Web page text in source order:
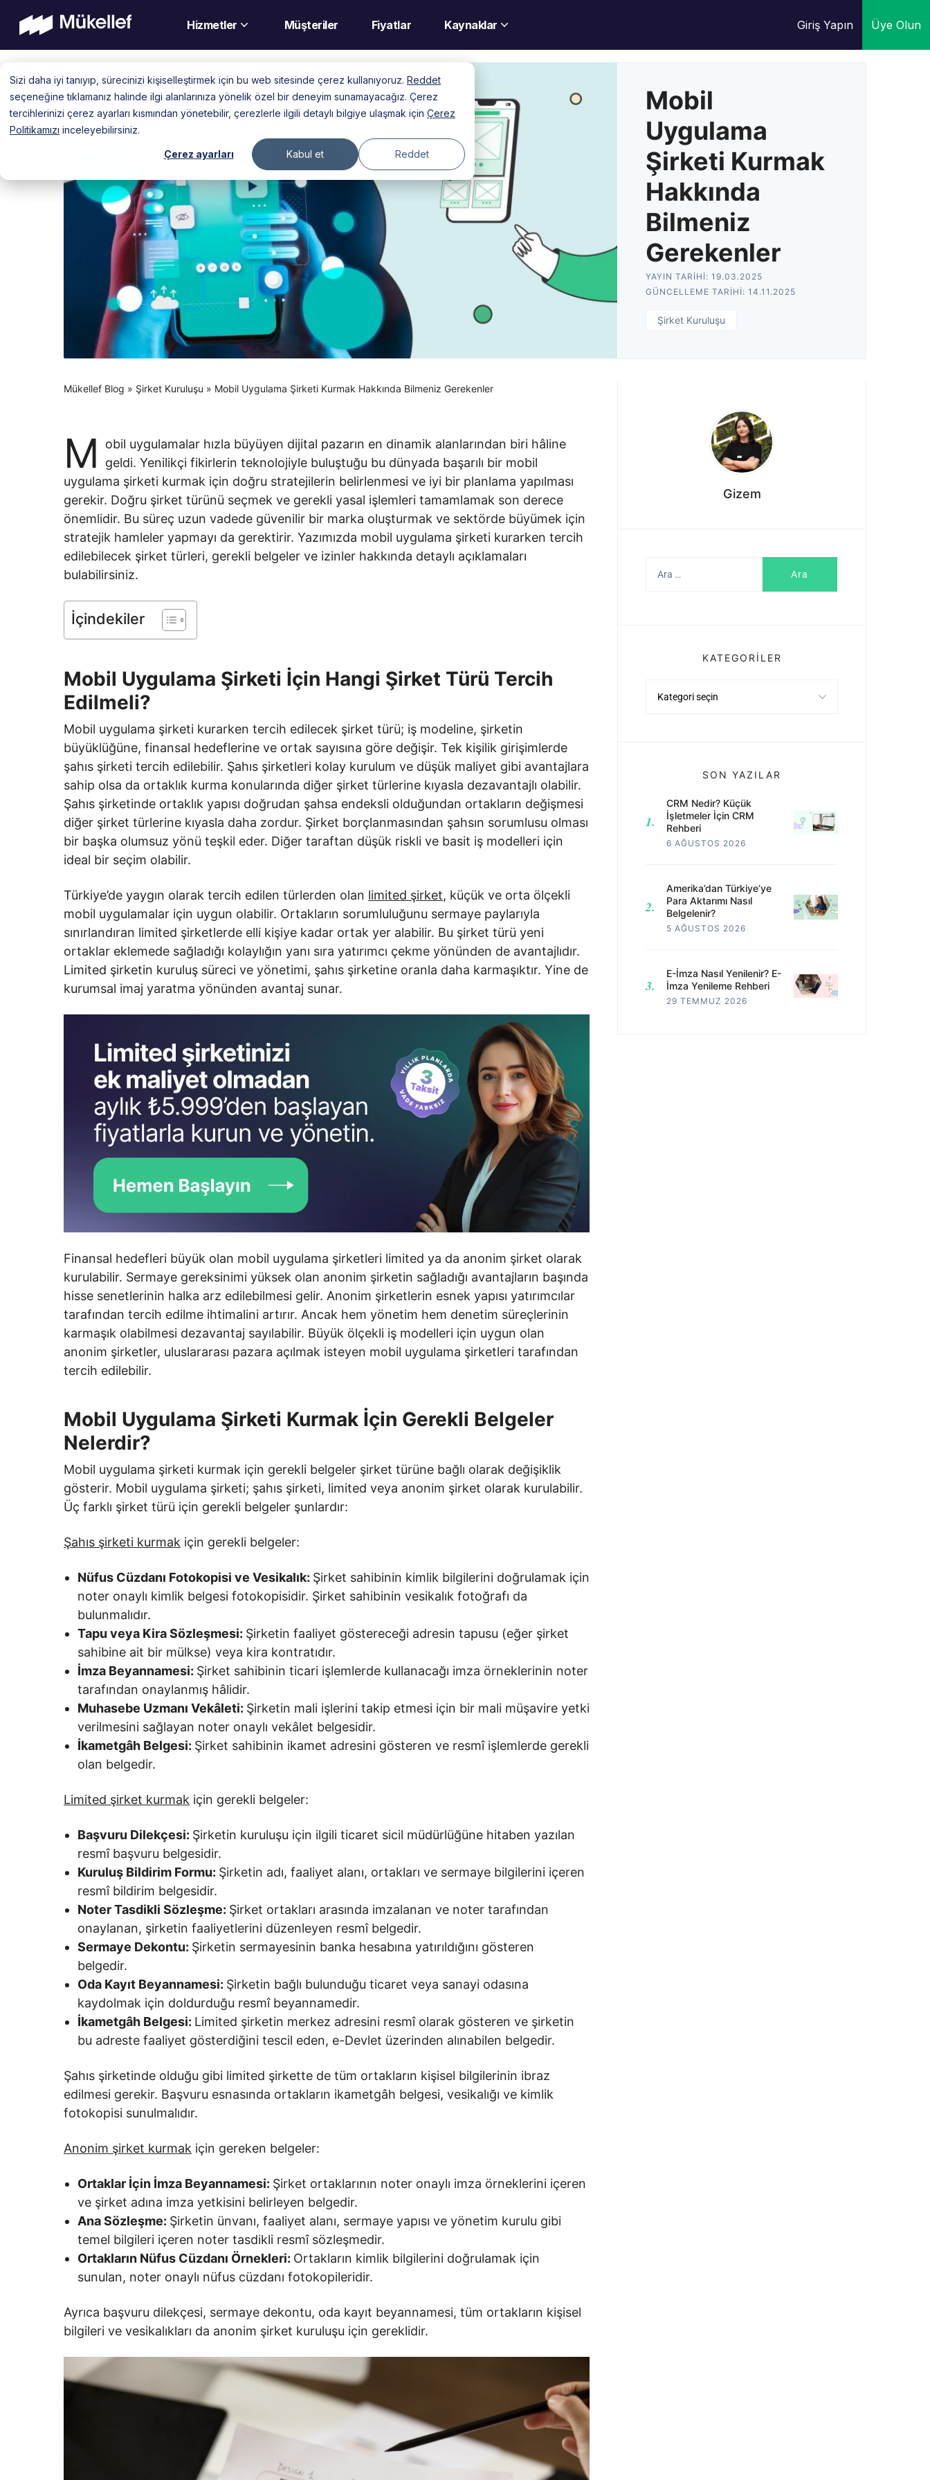
Sizi daha iyi tanıyıp, sürecinizi kişiselleştirmek için bu web sitesinde çerez kullanıyoruz. Reddet
seçeneğine tıklamanız halinde ilgi alanlarınıza yönelik özel bir deneyim sunamayacağız. Çerez
tercihlerinizi çerez ayarları kısmından yönetebilir, çerezlerle ilgili detaylı bilgiye ulaşmak için Çerez
Politikamızı inceleyebilirsiniz.
Çerez ayarları Kabul et Reddet
content
Hizmetler Müşteriler Fiyatlar Kaynaklar Giriş Yapın Üye Olun
Mobil
Uygulama
Şirketi Kurmak
Hakkında
Bilmeniz
Gerekenler
YAYIN TARIHI: 19.03.2025
GÜNCELLEME TARIHI: 14.11.2025
Şirket Kuruluşu
Mükellef Blog » Şirket Kuruluşu » Mobil Uygulama Şirketi Kurmak Hakkında Bilmeniz Gerekenler
M
obil uygulamalar hızla büyüyen dijital pazarın en dinamik alanlarından biri hâline
geldi. Yenilikçi fikirlerin teknolojiyle buluştuğu bu dünyada başarılı bir mobil
uygulama şirketi kurmak için doğru stratejilerin belirlenmesi ve iyi bir planlama yapılması
gerekir. Doğru şirket türünü seçmek ve gerekli yasal işlemleri tamamlamak son derece
önemlidir. Bu süreç uzun vadede güvenilir bir marka oluşturmak ve sektörde büyümek için
stratejik hamleler yapmayı da gerektirir. Yazımızda mobil uygulama şirketi kurarken tercih
edilebilecek şirket türleri, gerekli belgeler ve izinler hakkında detaylı açıklamaları
bulabilirsiniz.
İçindekiler
Mobil Uygulama Şirketi İçin Hangi Şirket Türü Tercih
Edilmeli?
Mobil uygulama şirketi kurarken tercih edilecek şirket türü; iş modeline, şirketin
büyüklüğüne, finansal hedeflerine ve ortak sayısına göre değişir. Tek kişilik girişimlerde
şahıs şirketi tercih edilebilir. Şahıs şirketleri kolay kurulum ve düşük maliyet gibi avantajlara
sahip olsa da ortaklık kurma konularında diğer şirket türlerine kıyasla dezavantajlı olabilir.
Şahıs şirketinde ortaklık yapısı doğrudan şahsa endeksli olduğundan ortakların değişmesi
diğer şirket türlerine kıyasla daha zordur. Şirket borçlanmasından şahsın sorumlusu olması
bir başka olumsuz yönü teşkil eder. Diğer taraftan düşük riskli ve basit iş modelleri için
ideal bir seçim olabilir.
Türkiye’de yaygın olarak tercih edilen türlerden olan limited şirket, küçük ve orta ölçekli
mobil uygulamalar için uygun olabilir. Ortakların sorumluluğunu sermaye paylarıyla
sınırlandıran limited şirketlerde elli kişiye kadar ortak yer alabilir. Bu şirket türü yeni
ortaklar eklemede sağladığı kolaylığın yanı sıra yatırımcı çekme yönünden de avantajlıdır.
Limited şirketin kuruluş süreci ve yönetimi, şahıs şirketine oranla daha karmaşıktır. Yine de
kurumsal imaj yaratma yönünden avantaj sunar.
Finansal hedefleri büyük olan mobil uygulama şirketleri limited ya da anonim şirket olarak
kurulabilir. Sermaye gereksinimi yüksek olan anonim şirketin sağladığı avantajların başında
hisse senetlerinin halka arz edilebilmesi gelir. Anonim şirketlerin esnek yapısı yatırımcılar
tarafından tercih edilme ihtimalini artırır. Ancak hem yönetim hem denetim süreçlerinin
karmaşık olabilmesi dezavantaj sayılabilir. Büyük ölçekli iş modelleri için uygun olan
anonim şirketler, uluslararası pazara açılmak isteyen mobil uygulama şirketleri tarafından
tercih edilebilir.
Mobil Uygulama Şirketi Kurmak İçin Gerekli Belgeler
Nelerdir?
Mobil uygulama şirketi kurmak için gerekli belgeler şirket türüne bağlı olarak değişiklik
gösterir. Mobil uygulama şirketi; şahıs şirketi, limited veya anonim şirket olarak kurulabilir.
Üç farklı şirket türü için gerekli belgeler şunlardır:
Şahıs şirketi kurmak için gerekli belgeler:
Nüfus Cüzdanı Fotokopisi ve Vesikalık: Şirket sahibinin kimlik bilgilerini doğrulamak için
noter onaylı kimlik belgesi fotokopisidir. Şirket sahibinin vesikalık fotoğrafı da
bulunmalıdır.
Tapu veya Kira Sözleşmesi: Şirketin faaliyet göstereceği adresin tapusu (eğer şirket
sahibine ait bir mülkse) veya kira kontratıdır.
İmza Beyannamesi: Şirket sahibinin ticari işlemlerde kullanacağı imza örneklerinin noter
tarafından onaylanmış hâlidir.
Muhasebe Uzmanı Vekâleti: Şirketin mali işlerini takip etmesi için bir mali müşavire yetki
verilmesini sağlayan noter onaylı vekâlet belgesidir.
İkametgâh Belgesi: Şirket sahibinin ikamet adresini gösteren ve resmî işlemlerde gerekli
olan belgedir.
Limited şirket kurmak için gerekli belgeler:
Başvuru Dilekçesi: Şirketin kuruluşu için ilgili ticaret sicil müdürlüğüne hitaben yazılan
resmî başvuru belgesidir.
Kuruluş Bildirim Formu: Şirketin adı, faaliyet alanı, ortakları ve sermaye bilgilerini içeren
resmî bildirim belgesidir.
Noter Tasdikli Sözleşme: Şirket ortakları arasında imzalanan ve noter tarafından
onaylanan, şirketin faaliyetlerini düzenleyen resmî belgedir.
Sermaye Dekontu: Şirketin sermayesinin banka hesabına yatırıldığını gösteren
belgedir.
Oda Kayıt Beyannamesi: Şirketin bağlı bulunduğu ticaret veya sanayi odasına
kaydolmak için doldurduğu resmî beyannamedir.
İkametgâh Belgesi: Limited şirketin merkez adresini resmî olarak gösteren ve şirketin
bu adreste faaliyet gösterdiğini tescil eden, e-Devlet üzerinden alınabilen belgedir.
Şahıs şirketinde olduğu gibi limited şirkette de tüm ortakların kişisel bilgilerinin ibraz
edilmesi gerekir. Başvuru esnasında ortakların ikametgâh belgesi, vesikalığı ve kimlik
fotokopisi sunulmalıdır.
Anonim şirket kurmak için gereken belgeler:
Ortaklar İçin İmza Beyannamesi: Şirket ortaklarının noter onaylı imza örneklerini içeren
ve şirket adına imza yetkisini belirleyen belgedir.
Ana Sözleşme: Şirketin ünvanı, faaliyet alanı, sermaye yapısı ve yönetim kurulu gibi
temel bilgileri içeren noter tasdikli resmî sözleşmedir.
Ortakların Nüfus Cüzdanı Örnekleri: Ortakların kimlik bilgilerini doğrulamak için
sunulan, noter onaylı nüfus cüzdanı fotokopileridir.
Ayrıca başvuru dilekçesi, sermaye dekontu, oda kayıt beyannamesi, tüm ortakların kişisel
bilgileri ve vesikalıkları da anonim şirket kuruluşu için gereklidir.
Gizem
KATEGORILER
SON YAZILAR
CRM Nedir? Küçük
İşletmeler İçin CRM
Rehberi
6 AĞUSTOS 2026
Amerika’dan Türkiye’ye
Para Aktarımı Nasıl
Belgelenir?
5 AĞUSTOS 2026
E-İmza Nasıl Yenilenir? E-
İmza Yenileme Rehberi
29 TEMMUZ 2026